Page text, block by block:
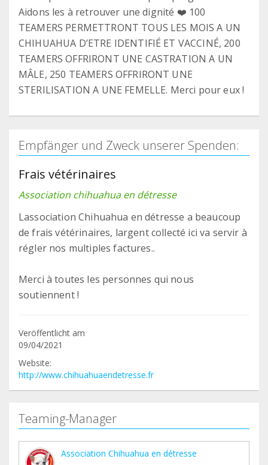
Aidons les à retrouver une dignité ❤️ 100
TEAMERS PERMETTRONT TOUS LES MOIS A UN
CHIHUAHUA D’ETRE IDENTIFIÉ ET VACCINÉ, 200
TEAMERS OFFRIRONT UNE CASTRATION A UN
MÂLE, 250 TEAMERS OFFRIRONT UNE
STERILISATION A UNE FEMELLE. Merci pour eux !
Empfänger und Zweck unserer Spenden:
Frais vétérinaires
Association chihuahua en détresse
Lassociation Chihuahua en détresse a beaucoup
de frais vétérinaires, largent collecté ici va servir à
régler nos multiples factures..
Merci à toutes les personnes qui nous
soutiennent !
Veröffentlicht am
09/04/2021
Website:
http://www.chihuahuaendetresse.fr
Teaming-Manager
Association Chihuahua en détresse